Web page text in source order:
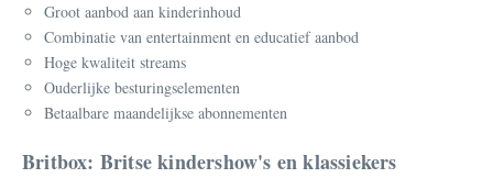
Groot aanbod aan kinderinhoud
Combinatie van entertainment en educatief aanbod
Hoge kwaliteit streams
Ouderlijke besturingselementen
Betaalbare maandelijkse abonnementen
Britbox: Britse kindershow's en klassiekers